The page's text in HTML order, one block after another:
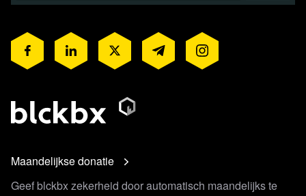
Maandelijkse donatie
Geef blckbx zekerheid door automatisch maandelijks te